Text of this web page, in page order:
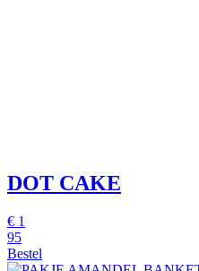
DOT CAKE
€ 1
95
Bestel